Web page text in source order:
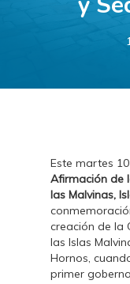
Este martes
Afirmación de
las Malvinas,
creación de la
las Islas
Hornos,
primer